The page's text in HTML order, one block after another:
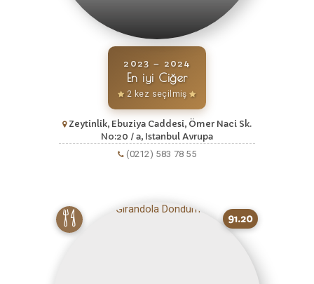
2023 – 2024
En iyi Ciğer
2 kez seçilmiş
Zeytinlik, Ebuziya Caddesi, Ömer Naci Sk.
No:20 / a, Istanbul Avrupa
(0212) 583 78 55
91.20